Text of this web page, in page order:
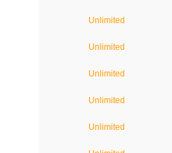
Unlimited
Unlimited
Unlimited
Unlimited
Unlimited